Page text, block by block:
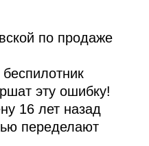
по продаже
эту ошибку!
16 лет назад
переделают